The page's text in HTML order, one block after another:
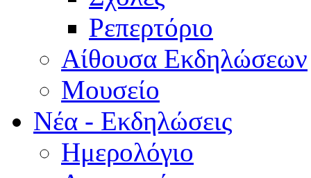
Ρεπερτόριο
Aίθουσα Εκδηλώσεων
Μουσείο
Νέα - Εκδηλώσεις
Ημερολόγιο